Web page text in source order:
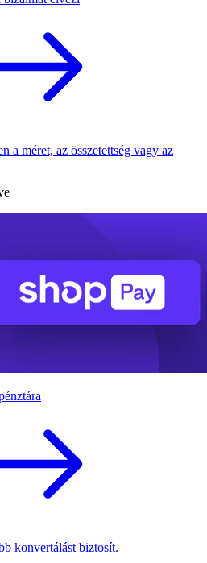
a méret, az összetettség vagy az
konvertálást biztosít.